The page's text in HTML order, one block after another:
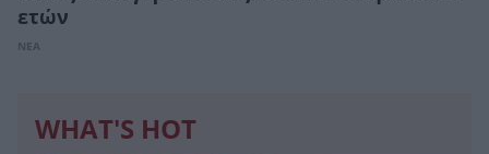
ετών
ΝΕΑ
WHAT'S HOT